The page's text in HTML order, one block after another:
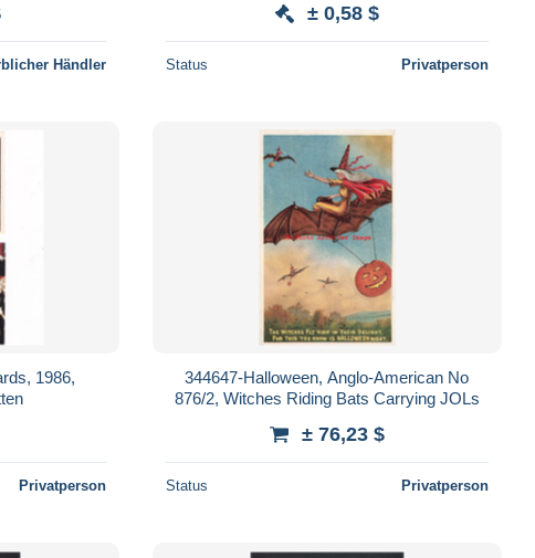
Händler
± 0,58 $
Status Privatperson
1986,
Privatperson
344647-Halloween, Anglo-American No
876/2, Witches Riding Bats Carrying JOLs
± 76,23 $
Status Privatperson